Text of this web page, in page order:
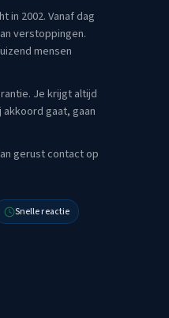
in 2002. Vanaf dag
verstoppingen.
mensen
Je krijgt altijd
gaat, gaan
gerust contact op
Snelle reactie